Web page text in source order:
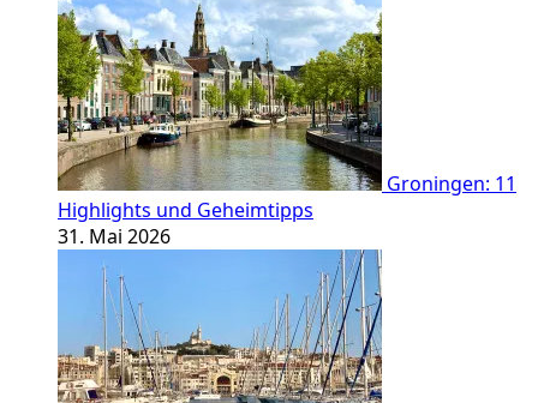
Groningen: 11
Highlights und Geheimtipps
31. Mai 2026